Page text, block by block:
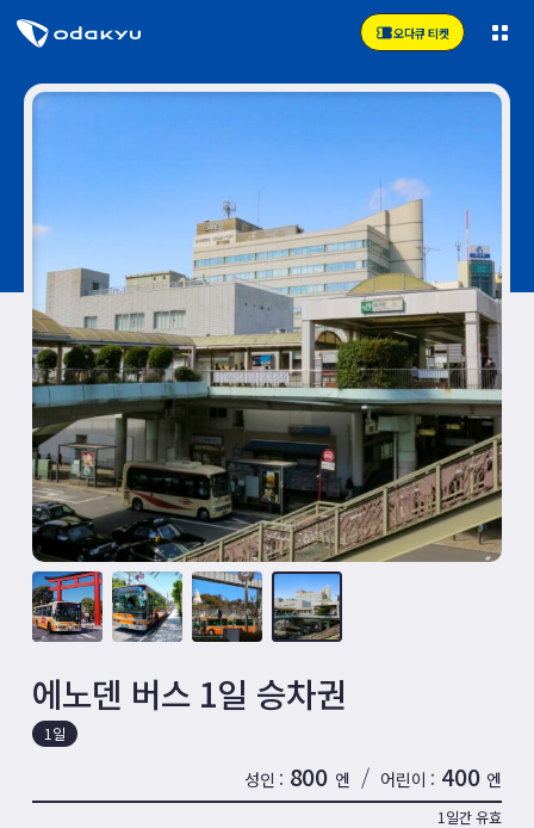
오다큐 티켓
1일
에노덴 버스 1일 승차권
성인 800 엔 / 어린이 400 엔
1일간 유효